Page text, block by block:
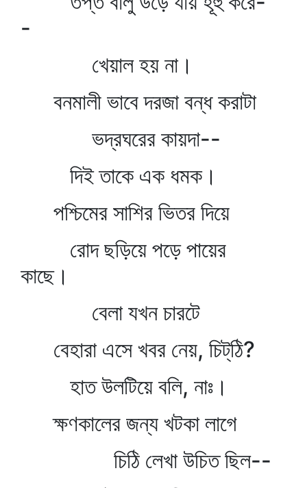
-
খেয়াল হয় না।
বনমালী ভাবে দরজা বন্ধ করাটা
ভদ্রঘরের কায়দা--
দিই তাকে এক ধমক।
পশ্চিমের সাশির ভিতর দিয়ে
রোদ ছড়িয়ে পড়ে পায়ের
কাছে।
বেলা যখন চারটে
বেহারা এসে খবর নেয়, চিট্‌ঠি?
হাত উলটিয়ে বলি, নাঃ।
ক্ষণকালের জন্য খটকা লাগে
চিঠি লেখা উচিত ছিল--